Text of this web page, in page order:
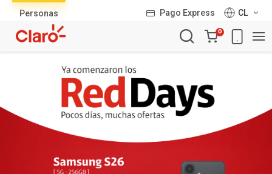
Personas Pago Express
CL
Carro
de
0
productos